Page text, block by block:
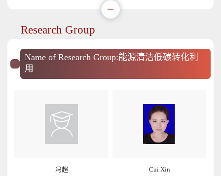
Research Group
Name of Research Group:能源清洁低碳转化利
用
冯超 Cui Xin